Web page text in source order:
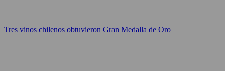
Tres vinos chilenos obtuvieron Gran Medalla de Oro